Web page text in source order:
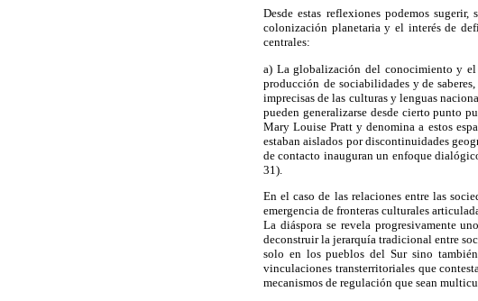
Desde estas reflexiones podemos
colonización planetaria y el interés de
centrales:
a) La globalización del conocimiento y
producción de sociabilidades y de
imprecisas de las culturas y lenguas
pueden generalizarse desde cierto punto
Mary Louise Pratt y denomina a estos
estaban aislados por discontinuidades
de contacto inauguran un enfoque
31).
En el caso de las relaciones entre las
emergencia de fronteras culturales
La diáspora se revela progresivamente
deconstruir la jerarquía tradicional entre
solo en los pueblos del Sur sino
vinculaciones transterritoriales que
mecanismos de regulación que sean